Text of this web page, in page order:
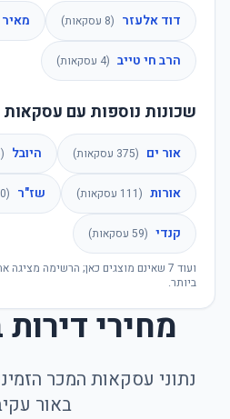
דוד אלעזר (
8 עסקאות)
הרב חי טייב (
4 עסקאות)
שכונות נוספות עם
אור ים (
375 עסקאות) היובל (
אורות (
111 עסקאות) שז"ר (
קנדי (
59 עסקאות)
ועוד 7 שאינם מוצגים כאן; הרשימה מציגה
ביותר.
מחירי
נתוני עסקאות המכר
באור